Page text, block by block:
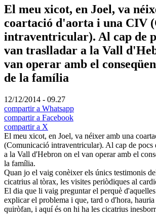
El meu xicot, en Joel, va
coartació d'aorta i una CIV
intraventricular). Al cap de
van traslladar a la Vall
van operar amb el
de la família
12/12/2014 - 09.27
compartir a Whatsapp
compartir a Facebook
compartir a X
El meu xicot, en Joel, va néixer amb una
(Comunicació intraventricular). Al cap de pocs
a la Vall d'Hebron on el van operar amb el
la família.
Quan jo el vaig conèixer els únics testimonis
cicatrius al tòrax, les visites periòdiques al
El dia que li vaig preguntar el perquè
explicar el problema i que, tard o d'hora, hauria
quiròfan, i aquí és on hi ha les cicatrius